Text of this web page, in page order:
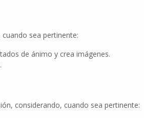
sea pertinente:
de ánimo y crea imágenes.
considerando, cuando sea pertinente: